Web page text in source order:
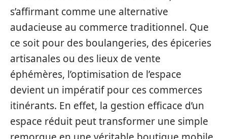
s’affirmant comme une alternative
audacieuse au commerce traditionnel. Que
ce soit pour des boulangeries, des épiceries
artisanales ou des lieux de vente
éphémères, l’optimisation de l’espace
devient un impératif pour ces commerces
itinérants. En effet, la gestion efficace d’un
espace réduit peut transformer une simple